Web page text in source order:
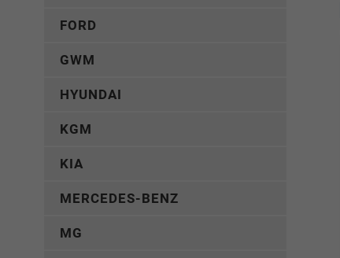
FORD
GWM
HYUNDAI
KGM
KIA
MERCEDES-BENZ
MG